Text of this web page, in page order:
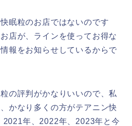
眠粒のお店ではないのです
店が、ラインを使ってお得な
報をお知らせしているからで
の評判がかなりいいので、私
かなり多くの方がテアニン快
2021年、2022年、2023年と今